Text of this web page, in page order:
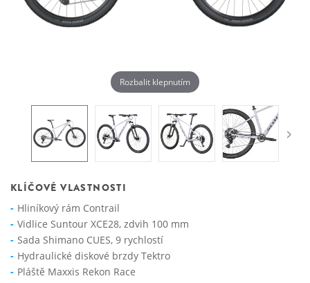
Rozbalit klepnutím
KLÍČOVÉ VLASTNOSTI
Hliníkový rám Contrail
Vidlice Suntour XCE28, zdvih 100 mm
Sada Shimano CUES, 9 rychlostí
Hydraulické diskové brzdy Tektro
Pláště Maxxis Rekon Race